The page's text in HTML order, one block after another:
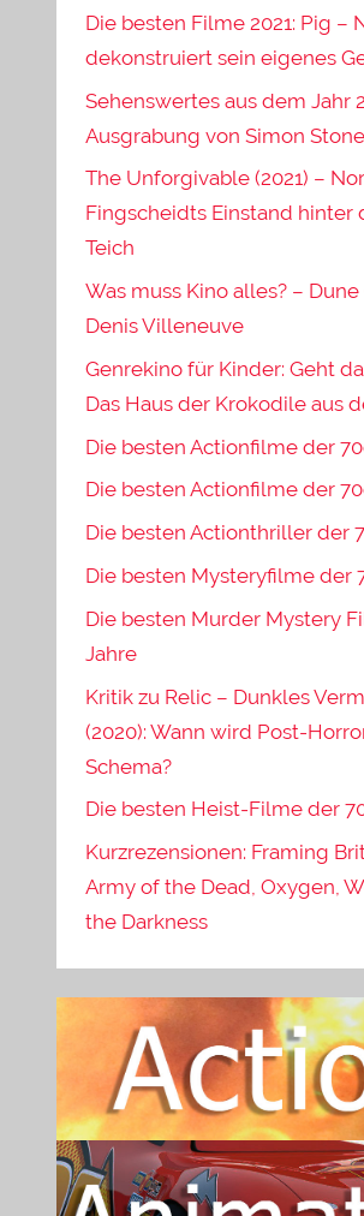
Die besten Filme 2021: Pig –
dekonstruiert sein eigenes
Sehenswertes aus dem Jahr
Ausgrabung von Simon Stone
The Unforgivable (2021) –
Fingscheidts Einstand hinter
Teich
Was muss Kino alles? – Dune
Denis Villeneuve
Genrekino für Kinder: Geht
Das Haus der Krokodile aus
Die besten Actionfilme der
Die besten Actionfilme der
Die besten Actionthriller der
Die besten Mysteryfilme der
Die besten Murder Mystery
Jahre
Kritik zu Relic – Dunkles
(2020): Wann wird Post-
Schema?
Die besten Heist-Filme der
Kurzrezensionen: Framing
Army of the Dead, Oxygen,
the Darkness